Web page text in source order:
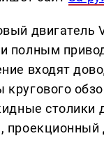
полным
входят
столики
проекционный